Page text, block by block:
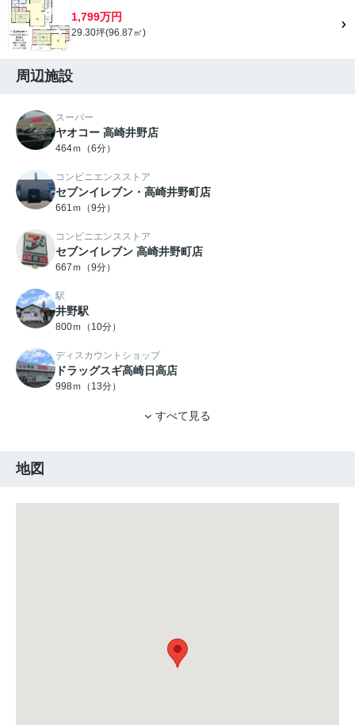
1,799万円
29.30坪(96.87㎡)
周辺施設
スーパー
ヤオコー 高崎井野店
464ｍ（6分）
コンビニエンスストア
セブンイレブン・高崎井野町店
661ｍ（9分）
コンビニエンスストア
セブンイレブン 高崎井野町店
667ｍ（9分）
駅
井野駅
800ｍ（10分）
ディスカウントショップ
ドラッグスギ高崎日高店
998ｍ（13分）
すべて見る
地図